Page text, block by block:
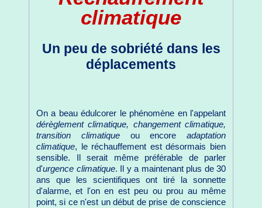
climatique
Un peu de sobriété dans les
déplacements
On a beau édulcorer le phénomène en l'appelant
dérèglement climatique, changement climatique,
transition climatiqueou encore adaptation
climatique, le réchauffement est désormais bien
sensible. Il serait même préférable de parler
d'urgence climatique. Il y a maintenant plus de 30
ans que les scientifiques ont tiré la sonnette
d'alarme, et l'on en est peu ou prou au même
point, si ce n'est un début de prise de conscience